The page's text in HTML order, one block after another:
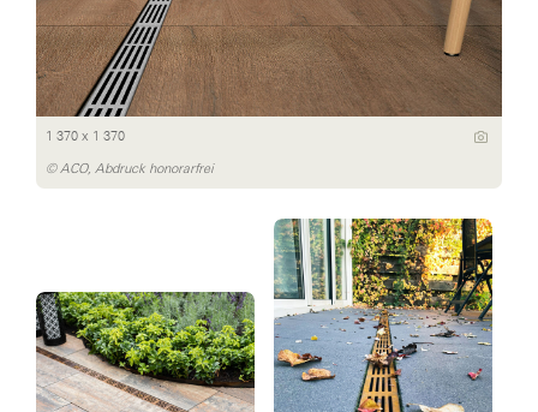
1 370 x 1 370
© ACO, Abdruck honorarfrei